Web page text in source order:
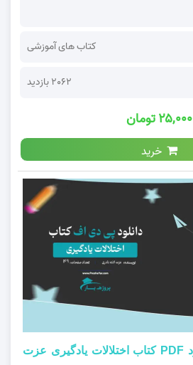
کتاب های آموزشی
2062 بازدید
۲۵,۰۰۰ تومان
خرید
دانلود PDF کتاب اختلالات یادگیری عزت